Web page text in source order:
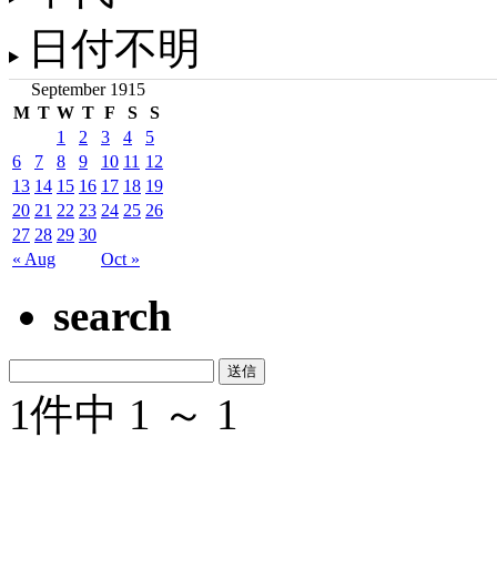
日付不明
September 1915
M T W T F S S
« Aug Oct »
1 2 3 4
5
6
7 8 9 10 11 12
13 14 15 16 17 18 19
20 21 22 23 24 25 26
27 28 29 30
search
1件中 1 ～ 1